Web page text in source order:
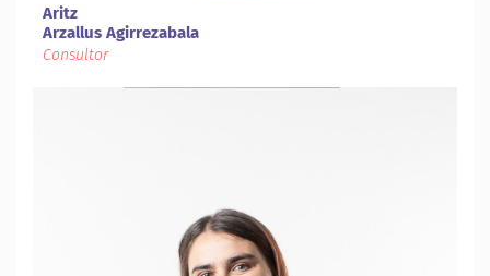
Aritz
Arzallus Agirrezabala
Consultor